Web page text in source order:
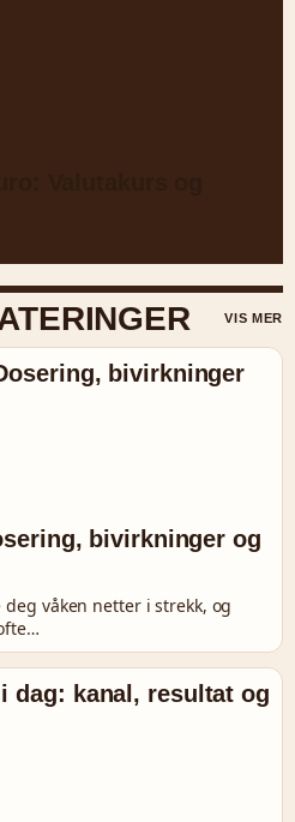
VIS MER
bivirkninger og
våken netter i strekk, og